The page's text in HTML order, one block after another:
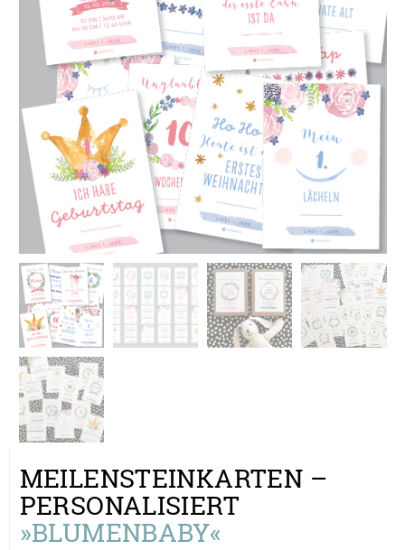
MEILENSTEINKARTEN –
PERSONALISIERT
»BLUMENBABY«